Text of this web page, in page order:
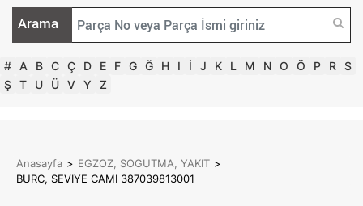
Arama
# A B C Ç D E F G Ğ H I İ J K L M N O Ö P R S
Ş T U Ü V Y Z
Anasayfa > EGZOZ, SOGUTMA, YAKIT >
BURC, SEVIYE CAMI 387039813001